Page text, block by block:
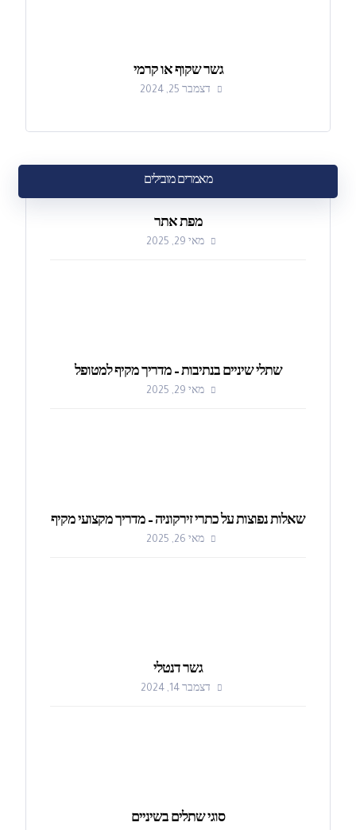
גשר שקוף או קרמי
דצמבר 25, 2024
מאמרים מובילים
מפת אתר
מאי 29, 2025
שתלי שיניים בנתיבות – מדריך מקיף למטופל
מאי 29, 2025
שאלות נפוצות על כתרי זירקוניה – מדריך מקצועי מקיף
מאי 26, 2025
גשר דנטלי
דצמבר 14, 2024
סוגי שתלים בשיניים